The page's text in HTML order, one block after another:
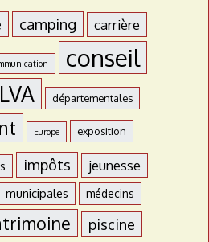
camping carrière
conseil
départementales
Europe exposition
impôts jeunesse
municipales médecins
piscine